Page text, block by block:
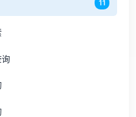
11